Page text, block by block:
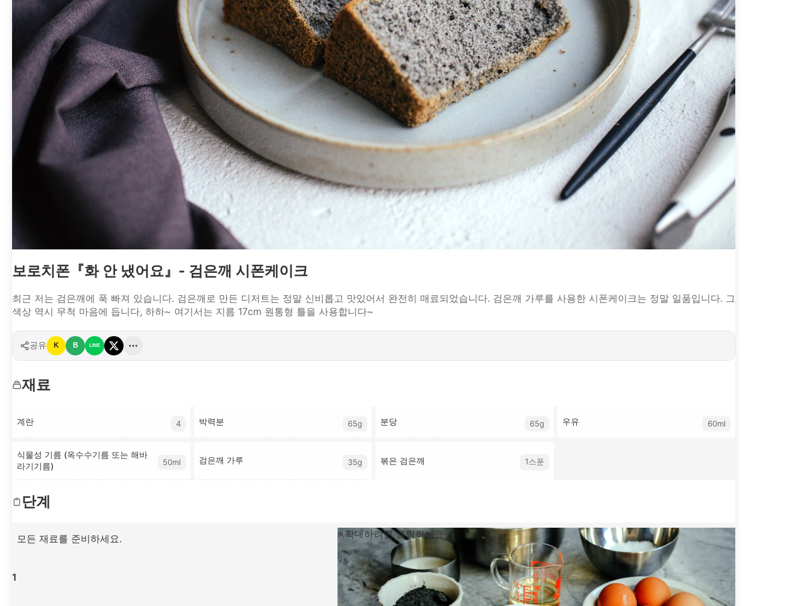
보로치폰『화 안 냈어요』- 검은깨 시폰케이크
최근 저는 검은깨에 푹 빠져 있습니다. 검은깨로 만든 디저트는 정말 신비롭고 맛있어서 완전히 매료되었습니다. 검은깨 가루를 사용한 시폰케이크는 정말 일품입니다. 그
색상 역시 무척 마음에 듭니다, 하하~ 여기서는 지름 17cm 원통형 틀을 사용합니다~
공유 K B LINE
재료
계란 4 박력분 65g 분당 65g 우유 60ml
식물성 기름 (옥수수기름 또는 해바
라기기름)
50ml 검은깨 가루 35g 볶은 검은깨 1스푼
단계
1
모든 재료를 준비하세요. 확대하려면 클릭하세요